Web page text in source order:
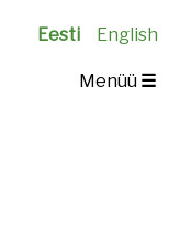
Eesti English
Menüü ☰